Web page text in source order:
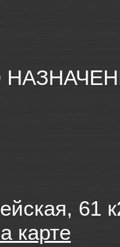
61
карте